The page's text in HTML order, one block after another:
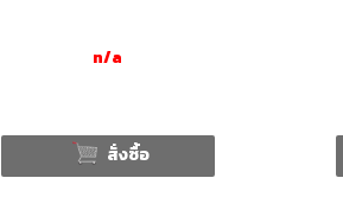
n/a
สั่งซื้อ